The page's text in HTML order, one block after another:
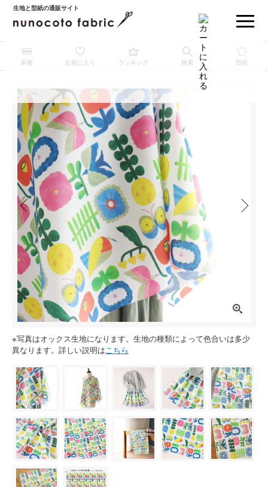
生地と型紙の通販サイト
新着 お気に入り ランキング 検索 型紙
※写真はオックス生地になります。生地の種類によって色合いは多少
異なります。詳しい説明はこちら